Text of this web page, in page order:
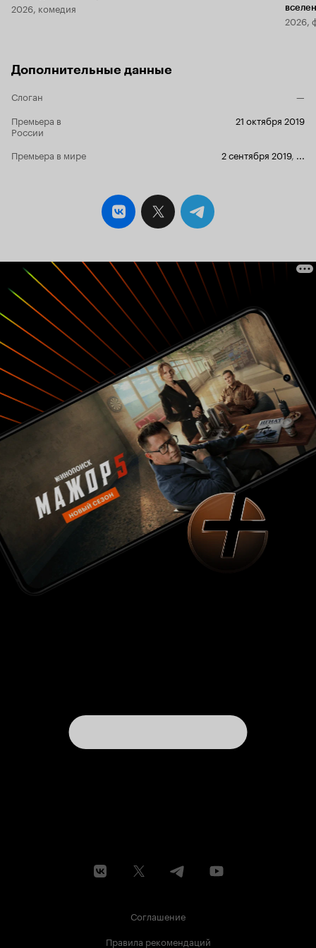
2026, комедия
2026,
Дополнительные данные
Слоган
—
Премьера в
России
21 октября 2019
Премьера в мире 2 сентября 2019, ...
Соглашение
Правила рекомендаций